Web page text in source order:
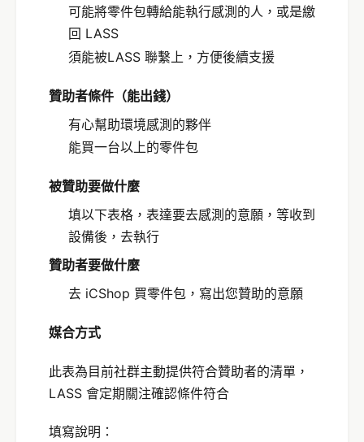
可能將零件包轉給能執行感測的人，或是繳
回 LASS
須能被LASS 聯繫上，方便後續支援
贊助者條件（能出錢）
有心幫助環境感測的夥伴
能買一台以上的零件包
被贊助要做什麼
填以下表格，表達要去感測的意願，等收到
設備後，去執行
贊助者要做什麼
去 iCShop 買零件包，寫出您贊助的意願
媒合方式
此表為目前社群主動提供符合贊助者的清單，
LASS 會定期關注確認條件符合
填寫說明：